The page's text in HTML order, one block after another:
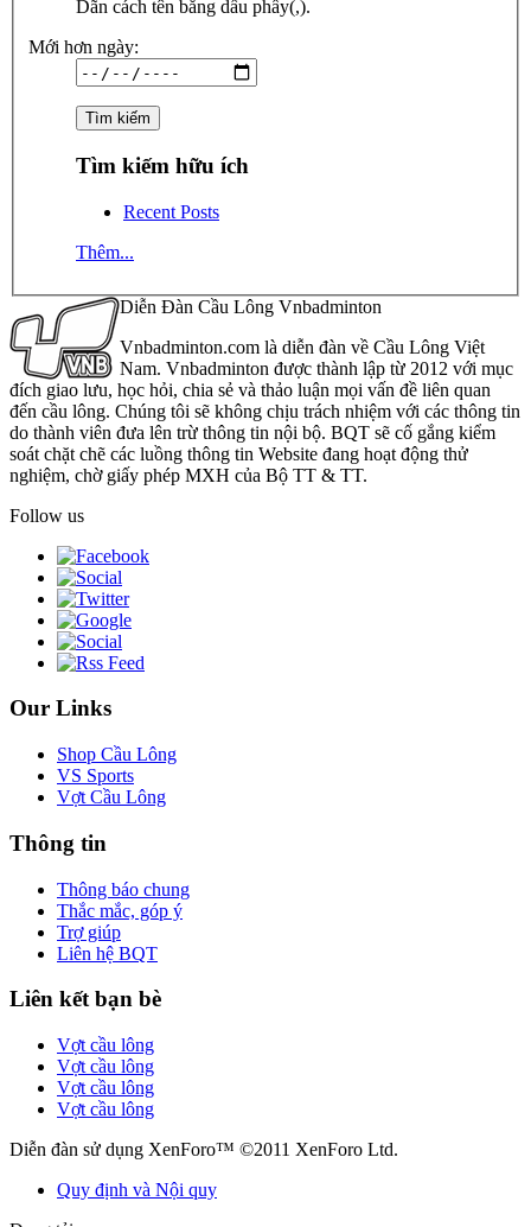
Dãn cách tên bằng dấu phẩy(,).
Mới hơn ngày:
Tìm kiếm hữu ích
Recent Posts
Thêm...
Diễn Đàn Cầu Lông Vnbadminton
Vnbadminton.com là diễn đàn về Cầu Lông Việt
Nam. Vnbadminton được thành lập từ 2012 với mục
đích giao lưu, học hỏi, chia sẻ và thảo luận mọi vấn đề liên quan
đến cầu lông. Chúng tôi sẽ không chịu trách nhiệm với các thông tin
do thành viên đưa lên trừ thông tin nội bộ. BQT sẽ cố gắng kiểm
soát chặt chẽ các luồng thông tin Website đang hoạt động thử
nghiệm, chờ giấy phép MXH của Bộ TT & TT.
Follow us
Our Links
Shop Cầu Lông
VS Sports
Vợt Cầu Lông
Thông tin
Thông báo chung
Thắc mắc, góp ý
Trợ giúp
Liên hệ BQT
Liên kết bạn bè
Vợt cầu lông
Vợt cầu lông
Vợt cầu lông
Vợt cầu lông
Diễn đàn sử dụng XenForo™ ©2011 XenForo Ltd.
Quy định và Nội quy